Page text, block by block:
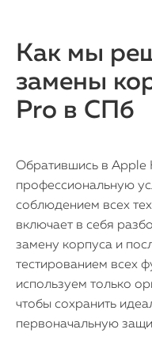
iPhone
MacBook
Как мы
замены
Pro в СПб
Обратившись в Apple
профессиональную
соблюдением всех
включает в себя
замену корпуса и
тестированием всех
используем только
чтобы сохранить
первоначальную